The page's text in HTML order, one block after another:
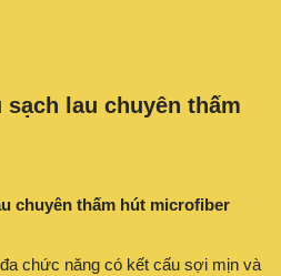
lau chuyên thấm
chuyên thấm hút microfiber
chức năng có kết cấu sợi mịn và